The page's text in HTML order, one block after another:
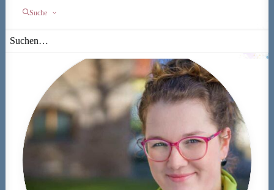
Suche